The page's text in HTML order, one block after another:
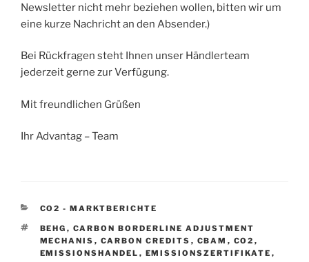
Newsletter nicht mehr beziehen wollen, bitten wir um
eine kurze Nachricht an den Absender.)
Bei Rückfragen steht Ihnen unser Händlerteam
jederzeit gerne zur Verfügung.
Mit freundlichen Grüßen
Ihr Advantag – Team
KATEGORIEN
CO2 - MARKTBERICHTE
SCHLAGWÖRTER
BEHG , CARBON BORDERLINE ADJUSTMENT
MECHANIS , CARBON CREDITS , CBAM , CO2 ,
EMISSIONSHANDEL , EMISSIONSZERTIFIKATE ,